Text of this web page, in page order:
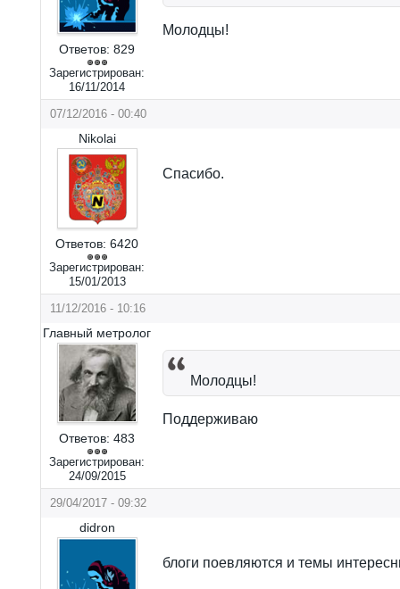
Ответов: 829
Зарегистрирован:
16/11/2014
Молодцы!
07/12/2016 - 00:40
Nikolai
Ответов: 6420
Зарегистрирован:
15/01/2013
Спасибо.
11/12/2016 - 10:16
Главный метролог
Ответов: 483
Зарегистрирован:
24/09/2015
Молодцы!
Поддерживаю
29/04/2017 - 09:32
didron
блоги поевляются и темы